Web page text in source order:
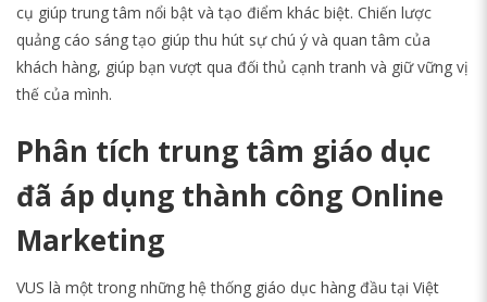
cụ giúp trung tâm nổi bật và tạo điểm khác biệt. Chiến lược
quảng cáo sáng tạo giúp thu hút sự chú ý và quan tâm của
khách hàng, giúp bạn vượt qua đối thủ cạnh tranh và giữ vững vị
thế của mình.
Phân tích trung tâm giáo dục
đã áp dụng thành công Online
Marketing
VUS là một trong những hệ thống giáo dục hàng đầu tại Việt